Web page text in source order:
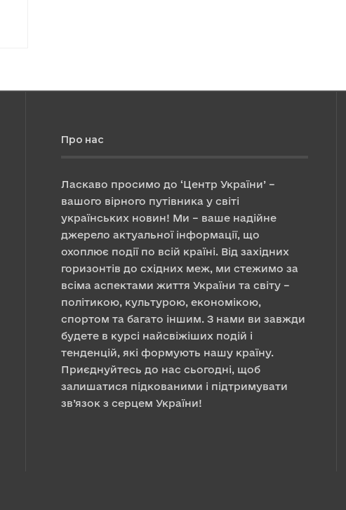
Про нас
Ласкаво просимо до ‘Центр України’ –
вашого вірного путівника у світі
українських новин! Ми – ваше надійне
джерело актуальної інформації, що
охоплює події по всій країні. Від західних
горизонтів до східних меж, ми стежимо за
всіма аспектами життя України та світу –
політикою, культурою, економікою,
спортом та багато іншим. З нами ви завжди
будете в курсі найсвіжіших подій і
тенденцій, які формують нашу країну.
Приєднуйтесь до нас сьогодні, щоб
залишатися підкованими і підтримувати
зв’язок з серцем України!